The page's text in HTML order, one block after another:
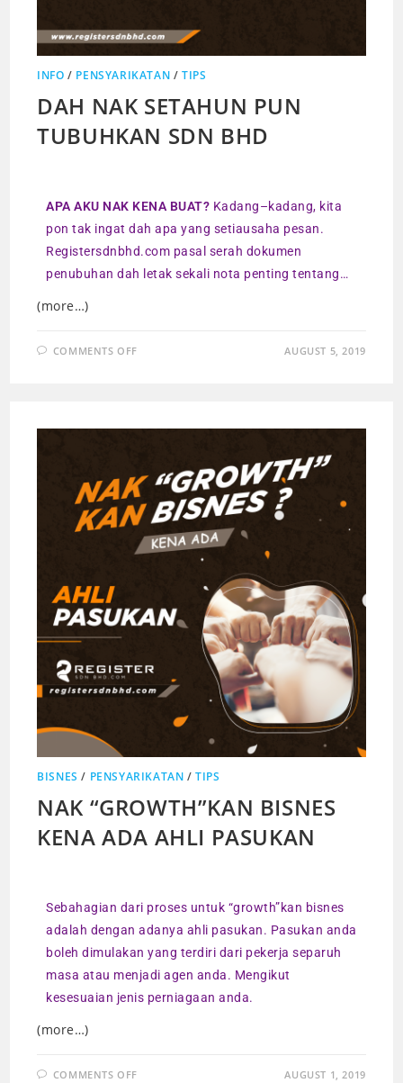
INFO / PENSYARIKATAN /TIPS
DAH NAK SETAHUN PUN
TUBUHKAN SDN BHD
APA AKU NAK KENA BUAT? Kadang–kadang, kita
pon tak ingat dah apa yang setiausaha pesan.
Registersdnbhd.com pasal serah dokumen
penubuhan dah letak sekali nota penting tentang…
(more…)
COMMENTS OFF AUGUST 5, 2019
BISNES / PENSYARIKATAN /TIPS
NAK “GROWTH”KAN BISNES
KENA ADA AHLI PASUKAN
Sebahagian dari proses untuk “growth”kan bisnes
adalah dengan adanya ahli pasukan. Pasukan anda
boleh dimulakan yang terdiri dari pekerja separuh
masa atau menjadi agen anda. Mengikut
kesesuaian jenis perniagaan anda.
(more…)
COMMENTS OFF AUGUST 1, 2019